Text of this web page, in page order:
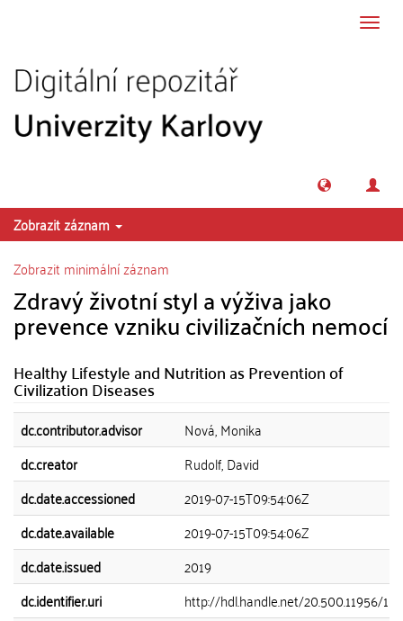
Zobrazit záznam
Zobrazit minimální záznam
Zdravý životní styl a výživa jako
prevence vzniku civilizačních nemocí
Healthy Lifestyle and Nutrition as Prevention of
Civilization Diseases
dc.contributor.advisor
Nová, Monika
dc.creator
Rudolf, David
dc.date.accessioned
2019-07-15T09:54:06Z
dc.date.available
2019-07-15T09:54:06Z
dc.date.issued
2019
dc.identifier.uri
http://hdl.handle.net/20.500.11956/